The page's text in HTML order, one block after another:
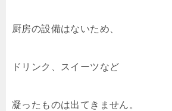
厨房の設備はないため、
ドリンク、スイーツなど
凝ったものは出てきません。